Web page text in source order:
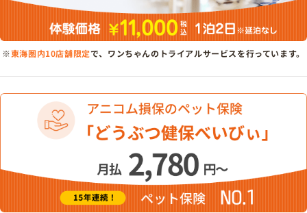
※東海圏内10店舗限定で、ワンちゃんのトライアルサービスを行っています。